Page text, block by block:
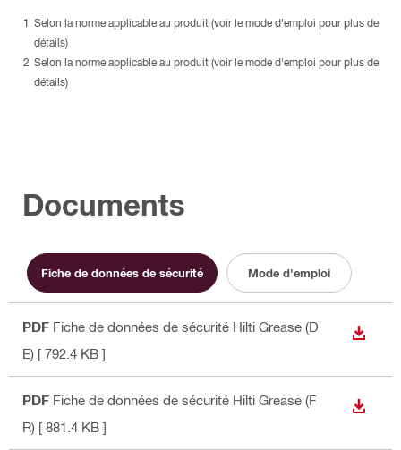
Selon la norme applicable au produit (voir le mode d'emploi pour plus de
détails)
Selon la norme applicable au produit (voir le mode d'emploi pour plus de
détails)
Documents
Fiche de données de sécurité Mode d'emploi
PDF Fiche de données de sécurité Hilti Grease (D
E) [ 792.4 KB ]
PDF Fiche de données de sécurité Hilti Grease (F
R) [ 881.4 KB ]